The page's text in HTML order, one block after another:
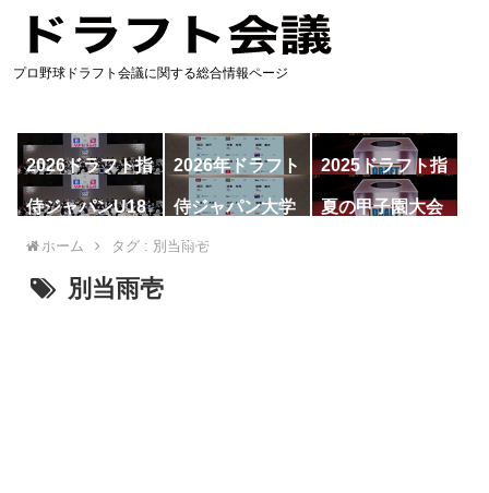
プロ野球ドラフト会議に関する総合情報ページ
2026ドラフト指
名予想
2026年ドラフト
候補
2025ドラフト指
名一覧
侍ジャパンU18
代表
侍ジャパン大学
代表
夏の甲子園大会
ホーム タグ : 別当雨壱
別当雨壱